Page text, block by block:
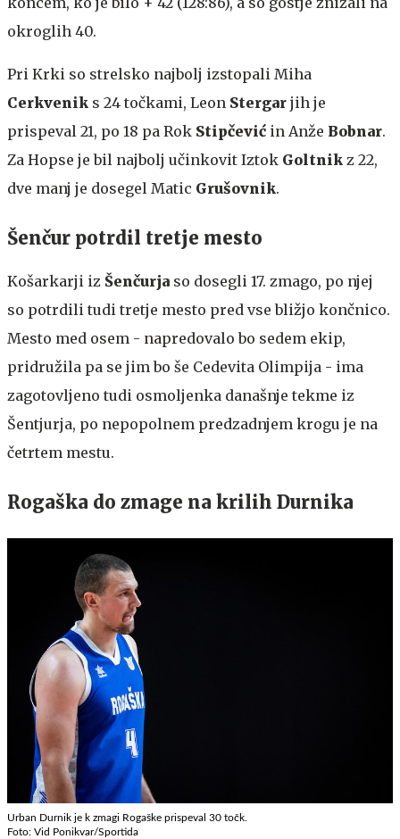
okroglih 40.
Pri Krki so strelsko najbolj izstopali Miha
Cerkvenik s 24 točkami, Leon Stergar jih je
prispeval 21, po 18 pa Rok Stipčević in Anže Bobnar.
Za Hopse je bil najbolj učinkovit Iztok Goltnik z 22,
dve manj je dosegel Matic Grušovnik.
Šenčur potrdil tretje mesto
Košarkarji iz Šenčurja so dosegli 17. zmago, po njej
so potrdili tudi tretje mesto pred vse bližjo končnico.
Mesto med osem - napredovalo bo sedem ekip,
pridružila pa se jim bo še Cedevita Olimpija - ima
zagotovljeno tudi osmoljenka današnje tekme iz
Šentjurja, po nepopolnem predzadnjem krogu je na
četrtem mestu.
Rogaška do zmage na krilih Durnika
Urban Durnik je k zmagi Rogaške prispeval 30 točk.
Foto: Vid Ponikvar/Sportida